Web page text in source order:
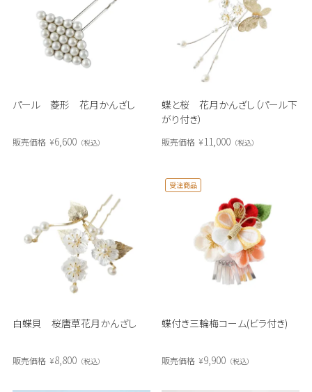
パール 菱形 花月かんざし
販売価格 ¥6,600 税込
蝶と桜 花月かんざし（パール下
がり付き）
販売価格 ¥11,000 税込
白蝶貝 桜唐草花月かんざし
販売価格 ¥8,800 税込
蝶付き三輪梅コーム(ビラ付き)
受注商品
販売価格 ¥9,900 税込